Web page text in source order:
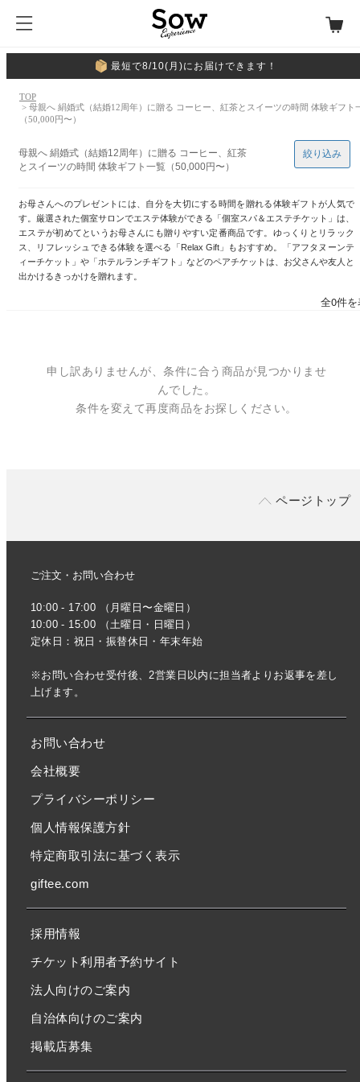
最短で8/10(月)にお届けできます！
TOP
> 母親へ 絹婚式（結婚12周年）に贈る コーヒー、紅茶とスイーツの時間 体験ギフト
（50,000円〜）
母親へ 絹婚式（結婚12周年）に贈る コーヒー、紅茶
とスイーツの時間 体験ギフト一覧（50,000円〜）
お母さんへのプレゼントには、自分を大切にする時間を贈れる体験ギフトが人気で
す。厳選された個室サロンでエステ体験ができる「個室スパ＆エステチケット」は、
エステが初めてというお母さんにも贈りやすい定番商品です。ゆっくりとリラック
ス、リフレッシュできる体験を選べる「Relax Gift」もおすすめ。「アフタヌーンテ
ィーチケット」や「ホテルランチギフト」などのペアチケットは、お父さんや友人と
出かけるきっかけを贈れます。
絞り込み
全0件
申し訳ありませんが、条件に合う商品が見つかりませ
んでした。
条件を変えて再度商品をお探しください。
ページトップ
ご注文・お問い合わせ
10:00 - 17:00 （月曜日〜金曜日）
10:00 - 15:00 （土曜日・日曜日）
定休日：祝日・振替休日・年末年始
※お問い合わせ受付後、2営業日以内に担当者よりお返事を差し
上げます。
お問い合わせ
会社概要
プライバシーポリシー
個人情報保護方針
特定商取引法に基づく表示
giftee.com
採用情報
チケット利用者予約サイト
法人向けのご案内
自治体向けのご案内
掲載店募集